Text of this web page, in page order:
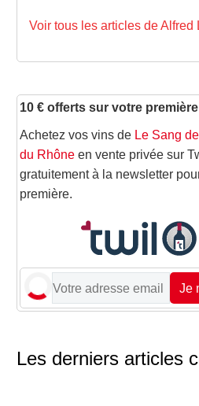
Voir tous les articles de Alfred
10 € offerts sur votre
Achetez vos vins de Le Sang
du Rhône en vente privée sur
gratuitement à la newsletter
première.
Je
Les derniers articles